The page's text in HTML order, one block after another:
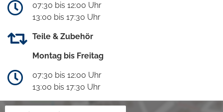
07:30 bis 12:00 Uhr
13:00 bis 17:30 Uhr
Teile & Zubehör
Montag bis Freitag
07:30 bis 12:00 Uhr
13:00 bis 17:30 Uhr